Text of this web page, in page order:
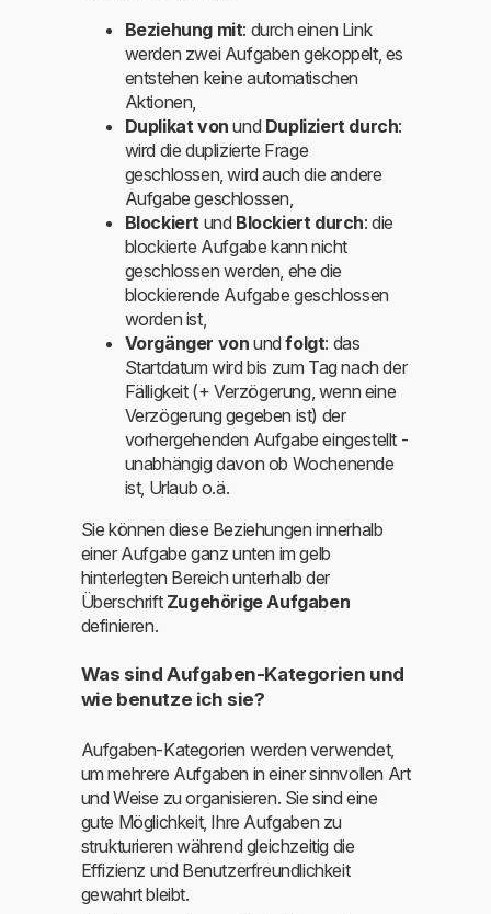
Beziehung mit: durch einen Link
werden zwei Aufgaben gekoppelt, es
entstehen keine automatischen
Aktionen,
Duplikat von und Dupliziert durch:
wird die duplizierte Frage
geschlossen, wird auch die andere
Aufgabe geschlossen,
Blockiert und Blockiert durch: die
blockierte Aufgabe kann nicht
geschlossen werden, ehe die
blockierende Aufgabe geschlossen
worden ist,
Vorgänger von undfolgt: das
Startdatum wird bis zum Tag nach der
Fälligkeit (+ Verzögerung, wenn eine
Verzögerung gegeben ist) der
vorhergehenden Aufgabe eingestellt -
unabhängig davon ob Wochenende
ist, Urlaub o.ä.
Sie können diese Beziehungen innerhalb
einer Aufgabe ganz unten im gelb
hinterlegten Bereich unterhalb der
Überschrift Zugehörige Aufgaben
definieren.
Was sind Aufgaben-Kategorien und
wie benutze ich sie?
Aufgaben-Kategorien werden verwendet,
um mehrere Aufgaben in einer sinnvollen Art
und Weise zu organisieren. Sie sind eine
gute Möglichkeit, Ihre Aufgaben zu
strukturieren während gleichzeitig die
Effizienz und Benutzerfreundlichkeit
gewahrt bleibt.